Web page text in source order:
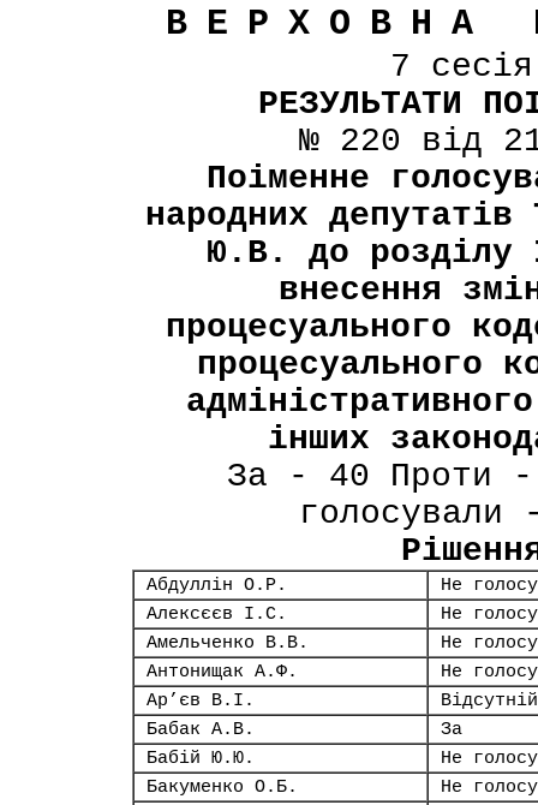
ВЕРХОВНА
7
РЕЗУЛЬТАТИ
№ 220 від
Поіменне
народних
Ю.В. до розділу
внесення
процесуального
процесуального
інших
За - 40 Проти -
Абдуллін О.Р.
Не
Алексєєв І.С.
Не
Амельченко В.В.
Не
Антонищак А.Ф.
Не
Ар’єв В.І.
Відсутній
Бабак А.В.
За
Бабій Ю.Ю.
Не
Бакуменко О.Б.
Не